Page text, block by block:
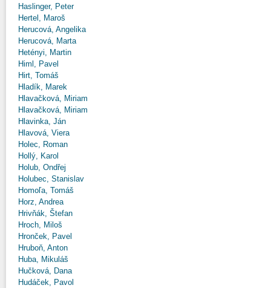
Haslinger, Peter
Hertel, Maroš
Herucová, Angelika
Herucová, Marta
Hetényi, Martin
Himl, Pavel
Hirt, Tomáš
Hladík, Marek
Hlavačková, Miriam
Hlavačková, Miriam
Hlavinka, Ján
Hlavová, Viera
Holec, Roman
Hollý, Karol
Holub, Ondřej
Holubec, Stanislav
Homoľa, Tomáš
Horz, Andrea
Hrivňák, Štefan
Hroch, Miloš
Hronček, Pavel
Hruboň, Anton
Huba, Mikuláš
Hučková, Dana
Hudáček, Pavol